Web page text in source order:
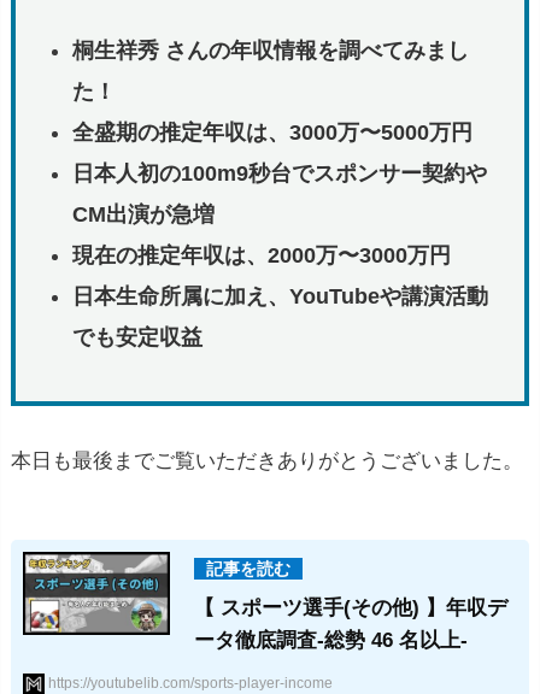
桐生祥秀 さんの年収情報を調べてみまし
た！
全盛期の推定年収は、3000万〜5000万円
日本人初の100m9秒台でスポンサー契約や
CM出演が急増
現在の推定年収は、2000万〜3000万円
日本生命所属に加え、YouTubeや講演活動
でも安定収益
本日も最後までご覧いただきありがとうございました。
【 スポーツ選手(その他) 】年収デ
ータ徹底調査-総勢 46 名以上-
https://youtubelib.com/sports-player-income